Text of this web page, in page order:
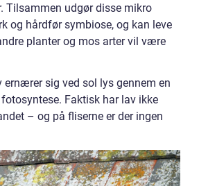
Tilsammen udgør disse mikro
og hårdfør symbiose, og kan leve
planter og mos arter vil være
ernærer sig ved sol lys gennem en
Faktisk har lav ikke
– og på fliserne er der ingen